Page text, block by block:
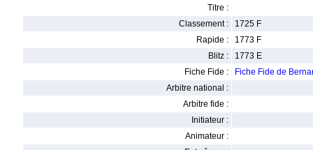
Titre :
Classement :
1725 F
Rapide :
1773 F
Blitz :
1773 E
Fiche Fide :
Fiche Fide de
Arbitre national :
Arbitre fide :
Initiateur :
Animateur :